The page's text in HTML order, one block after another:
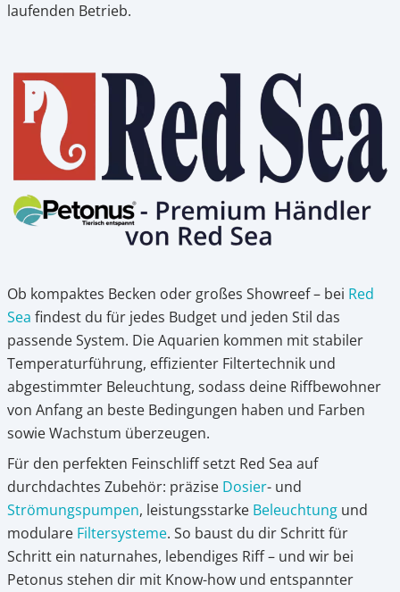
laufenden Betrieb.
Ob kompaktes Becken oder großes Showreef – bei Red
Sea findest du für jedes Budget und jeden Stil das
passende System. Die Aquarien kommen mit stabiler
Temperaturführung, effizienter Filtertechnik und
abgestimmter Beleuchtung, sodass deine Riffbewohner
von Anfang an beste Bedingungen haben und Farben
sowie Wachstum überzeugen.
Für den perfekten Feinschliff setzt Red Sea auf
durchdachtes Zubehör: präzise Dosier- und
Strömungspumpen, leistungsstarke Beleuchtung und
modulare Filtersysteme. So baust du dir Schritt für
Schritt ein naturnahes, lebendiges Riff – und wir bei
Petonus stehen dir mit Know-how und entspannter